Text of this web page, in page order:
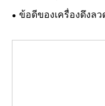
ข้อดีของเครื่องดึงล